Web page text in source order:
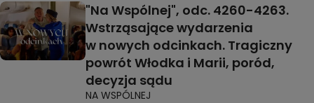
"Na Wspólnej", odc. 4260-4263.
Wstrząsające wydarzenia
w nowych odcinkach. Tragiczny
powrót Włodka i Marii, poród,
decyzja sądu
NA WSPÓLNEJ